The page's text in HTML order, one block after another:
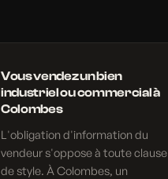
Vous vendez un bien
industriel ou commercial à
Colombes
L'obligation d'information du
vendeur s'oppose à toute clause
de style. À Colombes, un